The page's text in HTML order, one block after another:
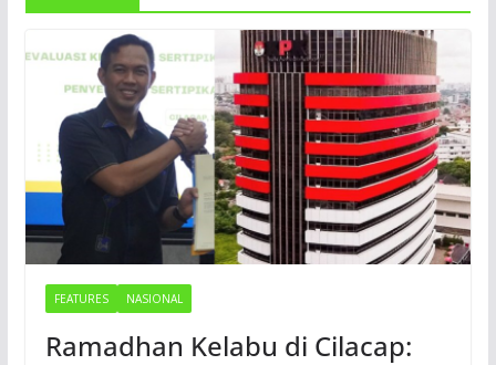
FEATURES NASIONAL
Ramadhan Kelabu di Cilacap: